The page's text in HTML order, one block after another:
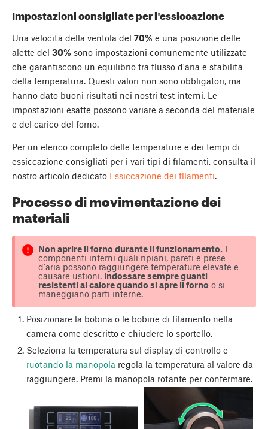
Impostazioni consigliate per l'essiccazione
Una velocità della ventola del 70% e una posizione delle
alette del 30% sono impostazioni comunemente utilizzate
che garantiscono un equilibrio tra flusso d'aria e stabilità
della temperatura. Questi valori non sono obbligatori, ma
hanno dato buoni risultati nei nostri test interni. Le
impostazioni esatte possono variare a seconda del materiale
e del carico del forno.
Per un elenco completo delle temperature e dei tempi di
essiccazione consigliati per i vari tipi di filamenti, consulta il
nostro articolo dedicato Essiccazione dei filamenti.
Processo di movimentazione dei
materiali
Non aprire il forno durante il funzionamento.I
componenti interni quali ripiani, pareti e prese
d'aria possono raggiungere temperature elevate e
causare ustioni. Indossare sempre guanti
resistenti al calore quando si apre il forno o si
maneggiano parti interne.
Posizionare la bobina o le bobine di filamento nella
camera come descritto e chiudere lo sportello.
Seleziona la temperatura sul display di controllo e
ruotando la manopola regola la temperatura al valore da
raggiungere. Premi la manopola rotante per confermare.